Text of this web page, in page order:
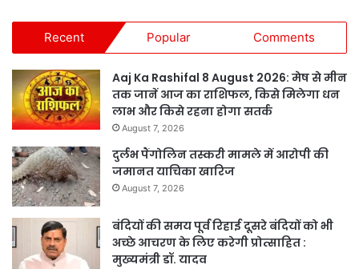
Recent Popular Comments
Aaj Ka Rashifal 8 August 2026: मेष से मीन
तक जानें आज का राशिफल, किसे मिलेगा धन
लाभ और किसे रहना होगा सतर्क
August 7, 2026
दुर्लभ पैंगोलिन तस्करी मामले में आरोपी की
जमानत याचिका खारिज
August 7, 2026
बंदियों की समय पूर्व रिहाई दूसरे बंदियों को भी
अच्छे आचरण के लिए करेगी प्रोत्साहित :
मुख्यमंत्री डॉ. यादव